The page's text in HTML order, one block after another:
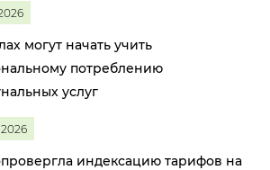
могут начать учить
потреблению
услуг
2026
индексацию тарифов на